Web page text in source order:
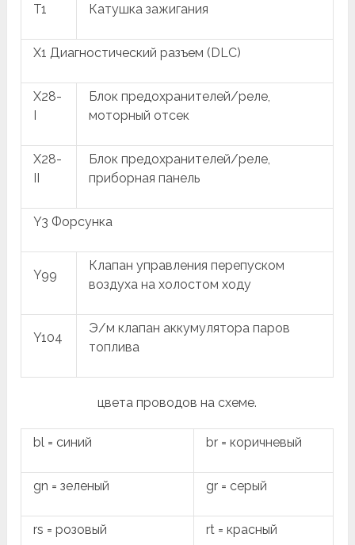
T1 Катушка зажигания
X1 Диагностический разъем (DLC)
X28-
I
Блок предохранителей/реле,
моторный отсек
X28-
II
Блок предохранителей/реле,
приборная панель
Y3 Форсунка
Y99
Клапан управления перепуском
воздуха на холостом ходу
Y104
Э/м клапан аккумулятора паров
топлива
цвета проводов на схеме.
bl = синий br = коричневый
gn = зеленый gr = серый
rs = розовый rt = красный